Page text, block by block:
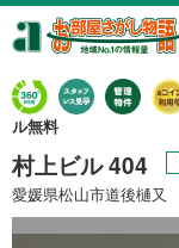
ル無料
村上ビル 404
愛媛県松山市道後樋又